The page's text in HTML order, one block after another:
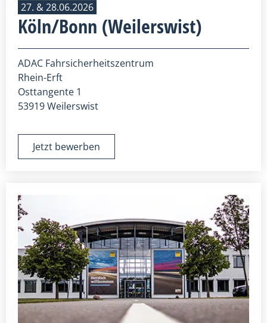
27. & 28.06.2026
Köln/Bonn (Weilerswist)
ADAC Fahrsicherheitszentrum
Rhein-Erft
Osttangente 1
53919 Weilerswist
Jetzt bewerben